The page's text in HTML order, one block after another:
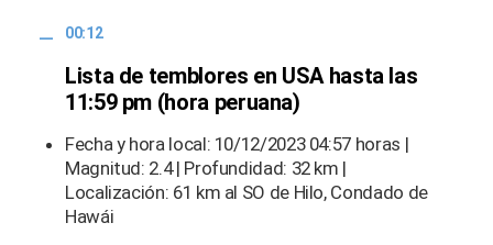
00:12
Lista de temblores en USA hasta las
11:59 pm (hora peruana)
Fecha y hora local: 10/12/2023 04:57 horas |
Magnitud: 2.4 | Profundidad: 32 km |
Localización: 61 km al SO de Hilo, Condado de
Hawái